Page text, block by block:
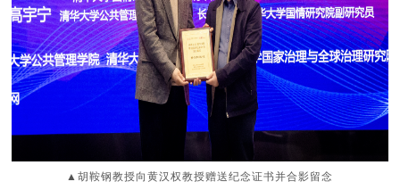
▲胡鞍钢教授向黄汉权教授赠送纪念证书并合影留念